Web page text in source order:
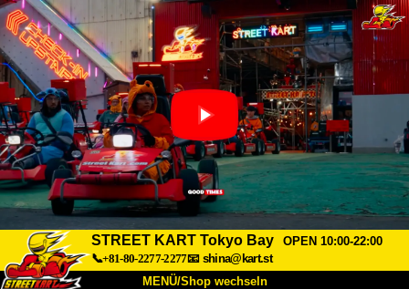
STREET KART Tokyo Bay
OPEN 10:00-22:00
📞+81-80-2277-2277📧 shina@kart.st
MENÜ/Shop wechseln